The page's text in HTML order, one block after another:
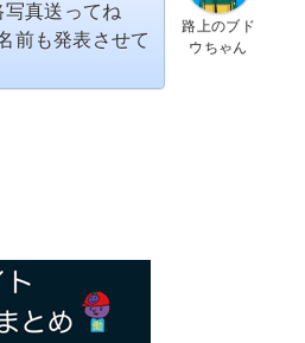
路上のブド
ウちゃん
真送ってね
前も発表させて